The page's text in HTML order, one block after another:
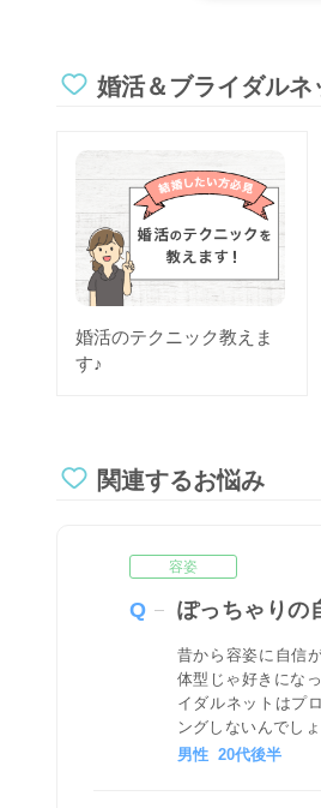
婚活＆ブライダルネ
婚活のテクニック教えま
す♪
関連するお悩み
容姿
ぽっちゃりの
昔から容姿に自信
体型じゃ好きにな
イダルネットはプ
ングしないんでし
男性 20代後半